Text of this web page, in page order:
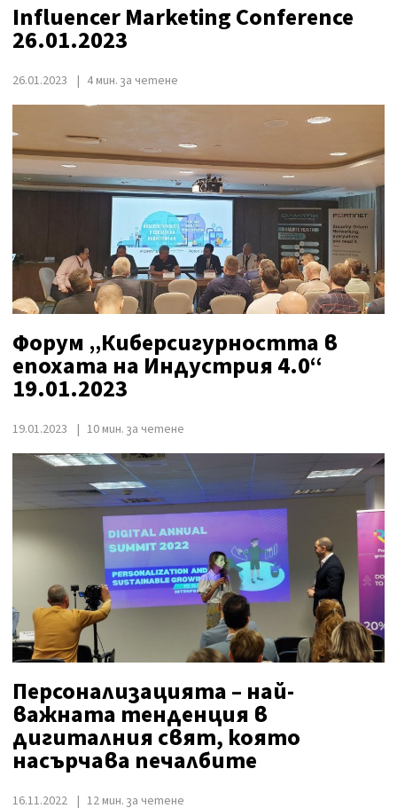
Influencer Marketing Conference
26.01.2023
26.01.2023 4 мин. за четене
Форум „Киберсигурността в
епохата на Индустрия 4.0“
19.01.2023
19.01.2023 10 мин. за четене
Персонализацията – най-
важната тенденция в
дигиталния свят, която
насърчава печалбите
16.11.2022 12 мин. за четене